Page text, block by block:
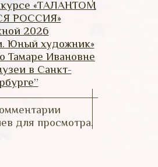
«ТАЛАНТОМ
РОССИЯ»
2026
Юный художник»
Тамаре Ивановне
в Санкт-
для просмотра.